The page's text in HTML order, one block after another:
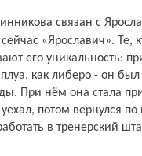
«Ярославич». Те,
его уникальность:
как либеро - он
При нём она стала
потом вернулся
в тренерский